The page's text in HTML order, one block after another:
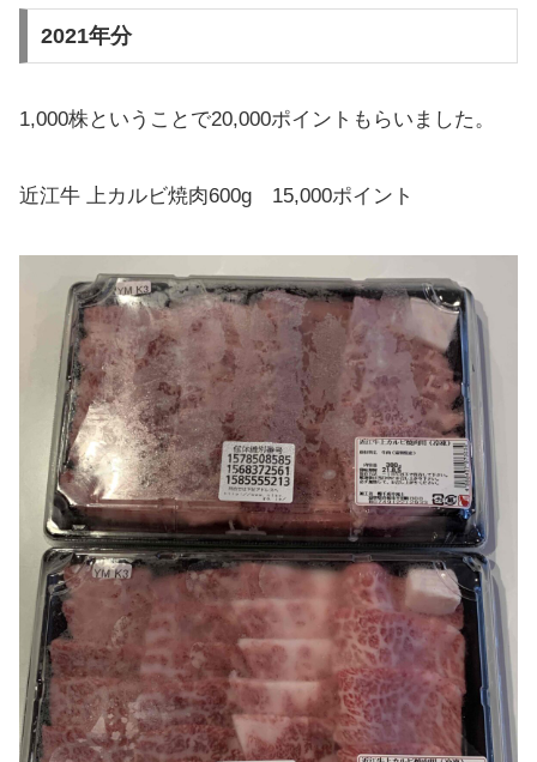
2021年分
1,000株ということで20,000ポイントもらいました。
近江牛 上カルビ焼肉600g 15,000ポイント